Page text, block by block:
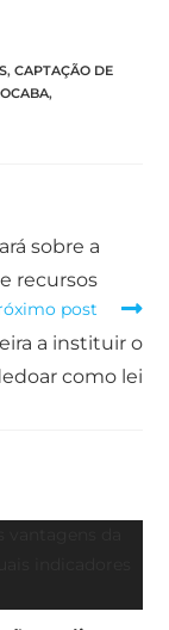
, CAPTAÇÃO DE
,
sobre a
recursos
post
a instituir o
como lei